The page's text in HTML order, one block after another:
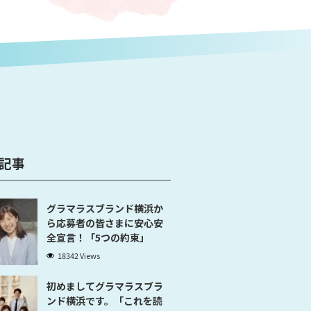
事
グラマラスブランド横浜か
ら応募者の皆さまに安心安
全宣言！「5つの約束」
18342 Views
初めましてグラマラスブラ
ンド横浜です。「これを読